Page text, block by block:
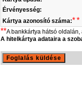
Érvényesség:
Kártya azonosító száma:**
**A bankkártya hátsó
A hitelkártya adataira a